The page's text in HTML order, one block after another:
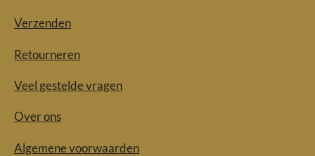
Verzenden
Retourneren
Veel gestelde vragen
Over ons
Algemene voorwaarden